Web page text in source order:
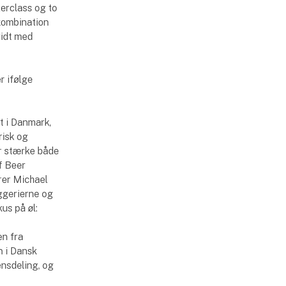
og to
med
ifølge
i Danmark,
og
stærke både
Beer
Michael
og
på øl:
fra
i Dansk
og